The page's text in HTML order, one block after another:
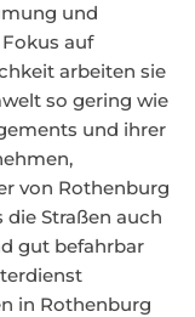
und
auf
arbeiten sie
so gering wie
und ihrer
von Rothenburg
die Straßen auch
gut befahrbar
in Rothenburg